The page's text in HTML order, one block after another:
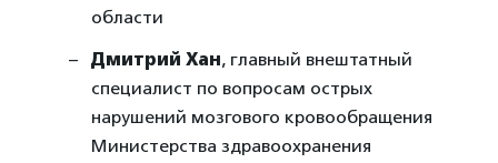
области
Дмитрий Хан, главный внештатный
специалист по вопросам острых
нарушений мозгового кровообращения
Министерства здравоохранения